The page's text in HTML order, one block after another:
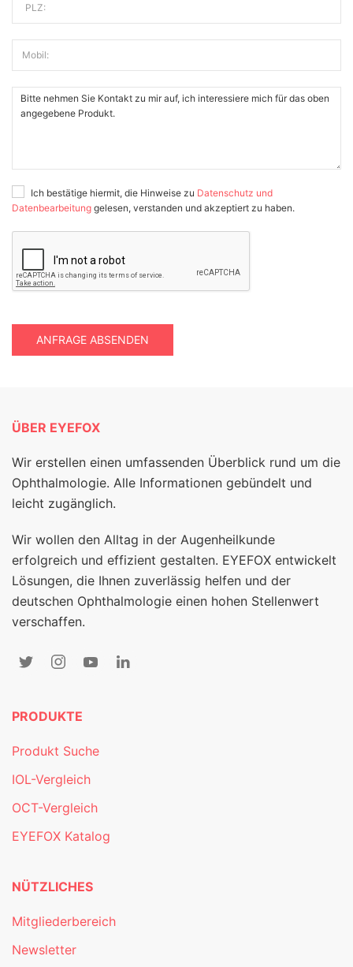
PLZ:
Mobil:
Ich bestätige hiermit, die Hinweise zu Datenschutz und
Datenbearbeitung gelesen, verstanden und akzeptiert zu haben.
ANFRAGE ABSENDEN
ÜBER EYEFOX
Wir erstellen einen umfassenden Überblick rund um die
Ophthalmologie. Alle Informationen gebündelt und
leicht zugänglich.
Wir wollen den Alltag in der Augenheilkunde
erfolgreich und effizient gestalten. EYEFOX entwickelt
Lösungen, die Ihnen zuverlässig helfen und der
deutschen Ophthalmologie einen hohen Stellenwert
verschaffen.
PRODUKTE
Produkt Suche
IOL-Vergleich
OCT-Vergleich
EYEFOX Katalog
NÜTZLICHES
Mitgliederbereich
Newsletter